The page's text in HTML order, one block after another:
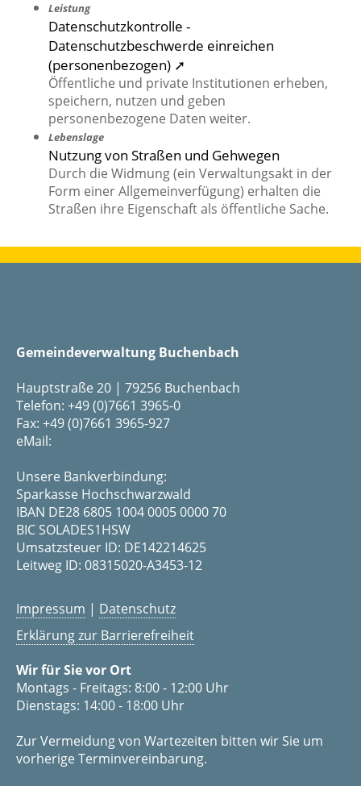
Leistung
Datenschutzkontrolle -
Datenschutzbeschwerde einreichen
(personenbezogen) ➚
Öffentliche und private Institutionen erheben,
speichern, nutzen und geben
personenbezogene Daten weiter.
Lebenslage
Nutzung von Straßen und Gehwegen
Durch die Widmung (ein Verwaltungsakt in der
Form einer Allgemeinverfügung) erhalten die
Straßen ihre Eigenschaft als öffentliche Sache.
Gemeindeverwaltung Buchenbach
Hauptstraße 20 | 79256 Buchenbach
Telefon: +49 (0)7661 3965-0
Fax: +49 (0)7661 3965-927
eMail:
Unsere Bankverbindung:
Sparkasse Hochschwarzwald
IBAN DE28 6805 1004 0005 0000 70
BIC SOLADES1HSW
Umsatzsteuer ID: DE142214625
Leitweg ID: 08315020-A3453-12
Impressum | Datenschutz
Erklärung zur Barrierefreiheit
Wir für Sie vor Ort
Montags - Freitags: 8:00 - 12:00 Uhr
Dienstags: 14:00 - 18:00 Uhr
Zur Vermeidung von Wartezeiten bitten wir Sie um
vorherige Terminvereinbarung.